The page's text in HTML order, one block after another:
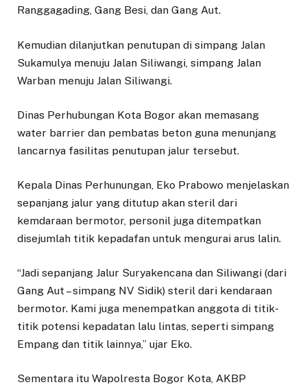
Ranggagading, Gang Besi, dan Gang Aut.
Kemudian dilanjutkan penutupan di simpang Jalan
Sukamulya menuju Jalan Siliwangi, simpang Jalan
Warban menuju Jalan Siliwangi.
Dinas Perhubungan Kota Bogor akan memasang
water barrier dan pembatas beton guna menunjang
lancarnya fasilitas penutupan jalur tersebut.
Kepala Dinas Perhunungan, Eko Prabowo menjelaskan
sepanjang jalur yang ditutup akan steril dari
kemdaraan bermotor, personil juga ditempatkan
disejumlah titik kepadafan untuk mengurai arus lalin.
“Jadi sepanjang Jalur Suryakencana dan Siliwangi (dari
Gang Aut – simpang NV Sidik) steril dari kendaraan
bermotor. Kami juga menempatkan anggota di titik-
titik potensi kepadatan lalu lintas, seperti simpang
Empang dan titik lainnya,” ujar Eko.
Sementara itu Wapolresta Bogor Kota, AKBP